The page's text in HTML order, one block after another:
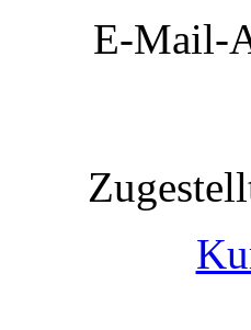
E-Mail-